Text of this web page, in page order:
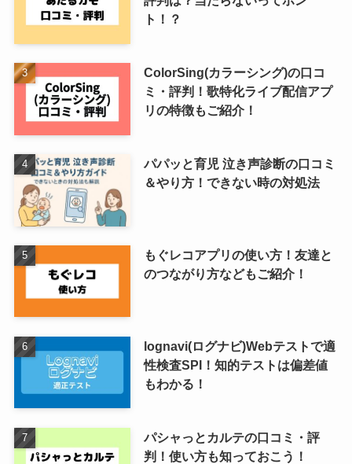
ト！？
ColorSing(カラーシング)の口コ
ミ・評判！歌特化ライブ配信アプ
リの特徴もご紹介！
パパッと育児 泣き声診断の口コミ
＆やり方！できない時の対処法
もぐレコアプリの使い方！友達と
のつながり方などもご紹介！
lognavi(ログナビ)Webテストで適
性検査SPI！知的テストは偏差値
もわかる！
パシャっとカルテの口コミ・評
判！使い方も知っておこう！